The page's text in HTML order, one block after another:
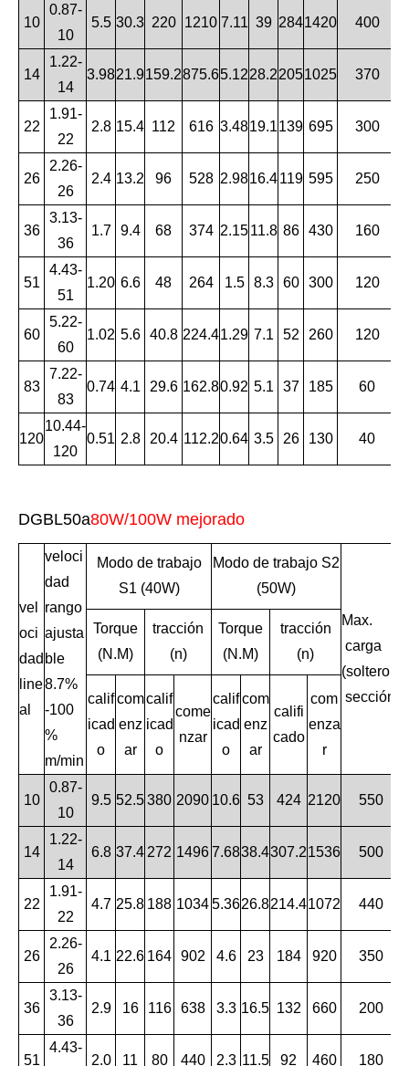
10
0.87-
10
5.5 30.3 220 1210 7.11 39 2841420 400
14
1.22-
14
3.9821.9159.2875.65.1228.22051025 370
22
1.91-
22
2.8 15.4 112 616 3.4819.1139 695 300
26
2.26-
26
2.4 13.2 96 528 2.9816.4119 595 250
36
3.13-
36
1.7 9.4 68 374 2.1511.8 86 430 160
51
4.43-
51
1.20 6.6 48 264 1.5 8.3 60 300 120
60
5.22-
60
1.02 5.6 40.8 224.41.29 7.1 52 260 120
83
7.22-
83
0.74 4.1 29.6 162.80.92 5.1 37 185 60
120
10.44-
120
0.51 2.8 20.4 112.20.64 3.5 26 130 40
DGBL50a80W/100W mejorado
vel
oci
dad
line
al
veloci
dad
rango
ajusta
ble
8.7%
-100
%
m/min
Modo de trabajo
S1 (40W)
Modo de trabajo S2
(50W)
Max.
carga
(soltero
sección)
Torque
(N.M)
tracción
(n)
Torque
(N.M)
tracción
(n)
calif
icad
o
com
enz
ar
calif
icad
o
come
nzar
calif
icad
o
com
enz
ar
califi
cado
com
enza
r
10
0.87-
10
9.5 52.5380 2090 10.6 53 424 2120 550
14
1.22-
14
6.8 37.4 272 14967.6838.4307.21536 500
22
1.91-
22
4.7 25.8 188 10345.3626.8214.41072 440
26
2.26-
26
4.1 22.6 164 902 4.6 23 184 920 350
36
3.13-
36
2.9 16 116 638 3.3 16.5 132 660 200
51
4.43-
2.0 11 80 440 2.3 11.5 92 460 180